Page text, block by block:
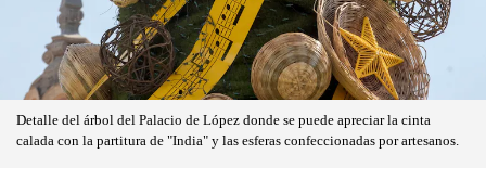
Detalle del árbol del Palacio de López donde se puede apreciar la cinta
calada con la partitura de "India" y las esferas confeccionadas por artesanos.